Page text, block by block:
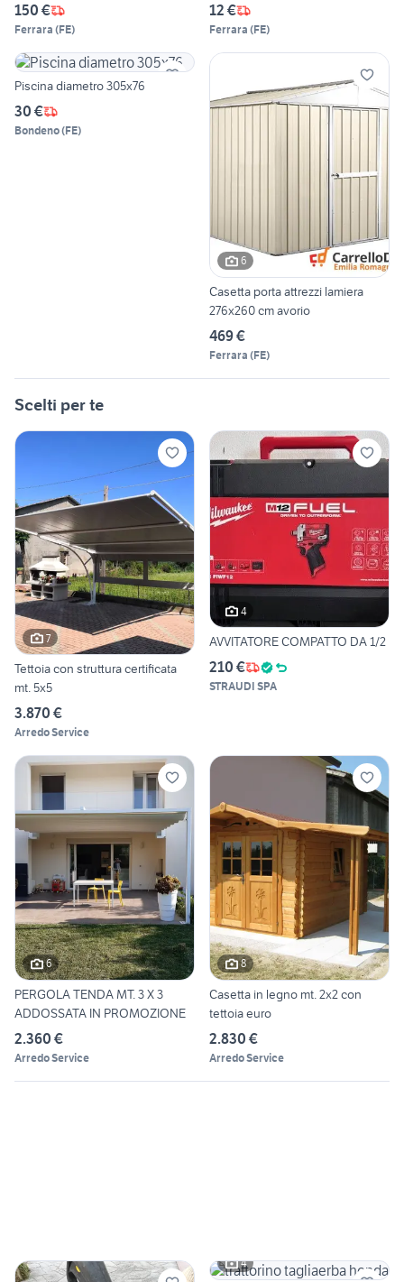
150 €
Ferrara (FE)
12 €
Ferrara (FE)
Piscina diametro 305x76
30 €
Bondeno(FE)
6
Casetta porta attrezzi lamiera
276x260 cm avorio
469 €
Ferrara (FE)
Scelti per te
7
Tettoia con struttura certificata
mt. 5x5
3.870 €
Arredo Service
4
AVVITATORE COMPATTO DA 1/2
210 €
STRAUDI SPA
6
PERGOLA TENDA MT. 3 X 3
ADDOSSATA IN PROMOZIONE
2.360 €
Arredo Service
8
Casetta in legno mt. 2x2 con
tettoia euro
2.830 €
Arredo Service
4